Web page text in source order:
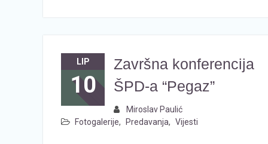
LIP
10
Završna konferencija
ŠPD-a “Pegaz”
Miroslav Paulić
Fotogalerije, Predavanja, Vijesti